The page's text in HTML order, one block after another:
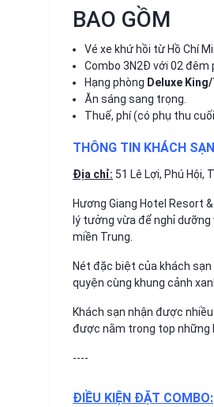
BAO GỒM
Vé xe khứ hồi từ Hồ Chí
Combo 3N2Đ với 02 đêm
Hạng phòng Deluxe
Ăn sáng sang trọng.
Thuế, phí (có phụ thu
THÔNG TIN KHÁCH SẠN
Địa chỉ: 51 Lê Lợi, Phú Hội,
Hương Giang Hotel Resort
lý tưởng vừa để nghỉ
miền Trung.
Nét đặc biệt của khách
quyện cùng khung cảnh
Khách sạn nhận được
được nằm trong top những
----
ĐIỀU KIỆN ĐẶT COMBO: